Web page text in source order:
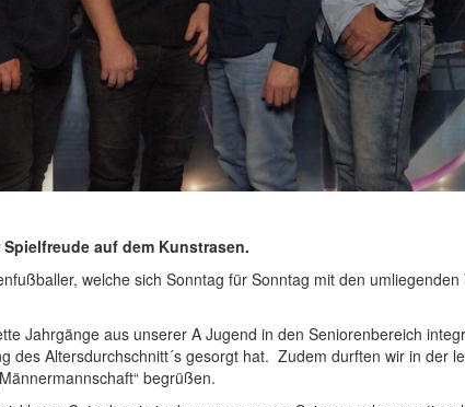
auf dem Kunstrasen.
welche sich Sonntag für Sonntag mit den umliegenden
Jahrgänge aus unserer A Jugend in den Seniorenbereich
des Altersdurchschnitt´s gesorgt hat. Zudem durften wir in der
begrüßen.